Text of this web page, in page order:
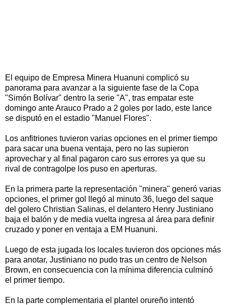
El equipo de Empresa Minera Huanuni complicó su
panorama para avanzar a la siguiente fase de la Copa
"Simón Bolívar" dentro la serie "A", tras empatar este
domingo ante Arauco Prado a 2 goles por lado, este lance
se disputó en el estadio "Manuel Flores".
Los anfitriones tuvieron varias opciones en el primer tiempo
para sacar una buena ventaja, pero no las supieron
aprovechar y al final pagaron caro sus errores ya que su
rival de contragolpe los puso en aperturas.
En la primera parte la representación "minera" generó varias
opciones, el primer gol llegó al minuto 36, luego del saque
del golero Christian Salinas, el delantero Henry Justiniano
baja el balón y de media vuelta ingresa al área para definir
cruzado y poner en ventaja a EM Huanuni.
Luego de esta jugada los locales tuvieron dos opciones más
para anotar, Justiniano no pudo tras un centro de Nelson
Brown, en consecuencia con la mínima diferencia culminó
el primer tiempo.
En la parte complementaria el plantel orureño intentó